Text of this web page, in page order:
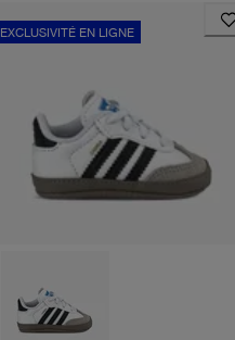
EXCLUSIVITÉ EN LIGNE